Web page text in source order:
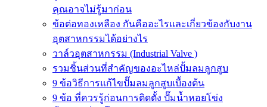
คุณอาจไม่รู้มาก่อน
ข้อต่อทองเหลือง กันคืออะไรและเกี่ยวข้องกับงาน
อุตสาหกรรมได้อย่างไร
วาล์วอุตสาหกรรม (Industrial Valve )
รวมชิ้นส่วนที่สำคัญของอะไหล่ปั้มลมลูกสูบ
9 ข้อวิธีการแก้ไขปั๊มลมลูกสูบเบื้องต้น
9 ข้อ ที่ควรรู้ก่อนการติดตั้ง ปั๊มน้ำหอยโข่ง